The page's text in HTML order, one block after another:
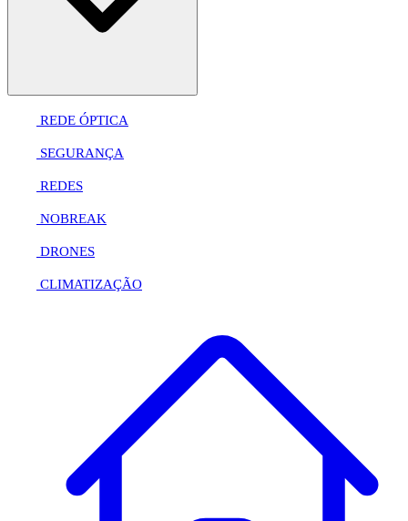
REDE ÓPTICA
SEGURANÇA
REDES
NOBREAK
DRONES
CLIMATIZAÇÃO